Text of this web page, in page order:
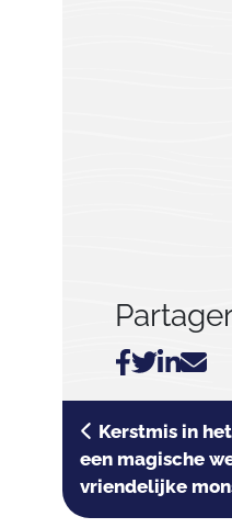
Kerstmis in
een magische
vriendelijke